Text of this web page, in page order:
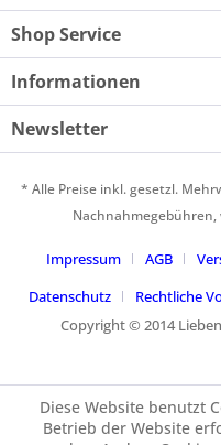
Shop Service
Informationen
Newsletter
* Alle Preise inkl. gesetzl.
Impressum AGB
Datenschutz
Rechtliche
Copyright © 2014
Diese Website benutzt
Betrieb der Website